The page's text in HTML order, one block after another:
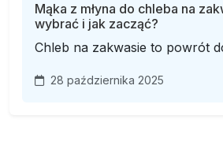
Mąka z młyna do chleba na
wybrać i jak zacząć?
Chleb na zakwasie to powrót
28 października 2025